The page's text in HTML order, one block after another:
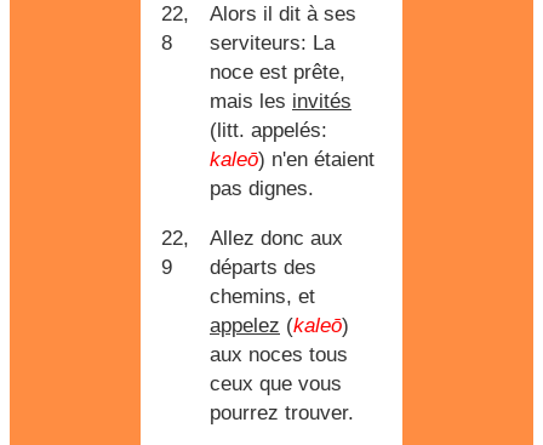
22,
8
Alors il dit à ses
serviteurs: La
noce est prête,
mais les invités
(litt. appelés:
kaleō) n'en étaient
pas dignes.
22,
9
Allez donc aux
départs des
chemins, et
appelez (kaleō)
aux noces tous
ceux que vous
pourrez trouver.